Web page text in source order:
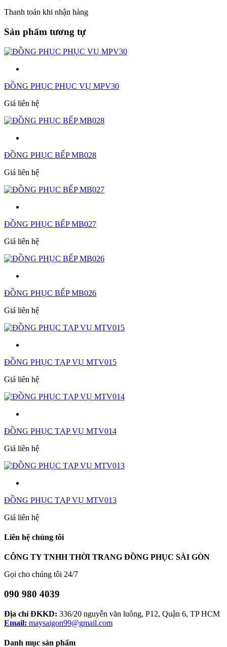
Thanh toán khi nhận hàng
Sản phẩm tương tự
ĐỒNG PHỤC PHỤC VỤ MPV30
Giá liên hệ
ĐỒNG PHỤC BẾP MB028
Giá liên hệ
ĐỒNG PHỤC BẾP MB027
Giá liên hệ
ĐỒNG PHỤC BẾP MB026
Giá liên hệ
ĐỒNG PHỤC TẠP VỤ MTV015
Giá liên hệ
ĐỒNG PHỤC TẠP VỤ MTV014
Giá liên hệ
ĐỒNG PHỤC TẠP VỤ MTV013
Giá liên hệ
Liên hệ chúng tôi
CÔNG TY TNHH THỜI TRANG ĐỒNG PHỤC SÀI GÒN
Gọi cho chúng tôi 24/7
090 980 4039
Địa chỉ ĐKKD: 336/20 nguyễn văn luông, P12, Quận 6, TP HCM
Email: maysaigon99@gmail.com
Danh mục sản phẩm